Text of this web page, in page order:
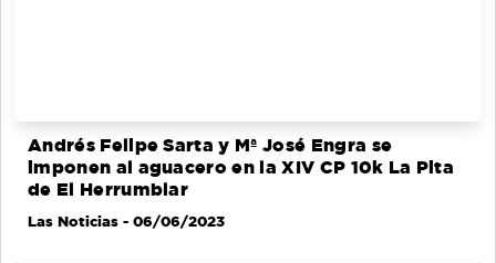
Andrés Felipe Sarta y Mª José Engra se
imponen al aguacero en la XIV CP 10k La Pita
de El Herrumblar
Las Noticias - 06/06/2023